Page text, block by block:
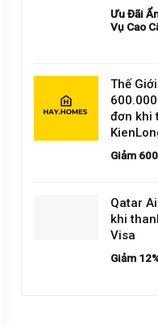
Ưu Đãi
Vụ Cao
Thế
đơn khi
Giảm
Qatar
khi
Visa
Giảm